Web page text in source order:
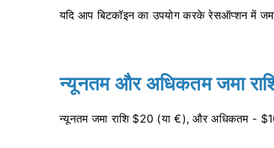
यदि आप बिटकॉइन का उपयोग करके रेसऑप्शन में जमा
न्यूनतम और अधिकतम जमा
न्यूनतम जमा राशि $20 (या €), और अधिकतम -